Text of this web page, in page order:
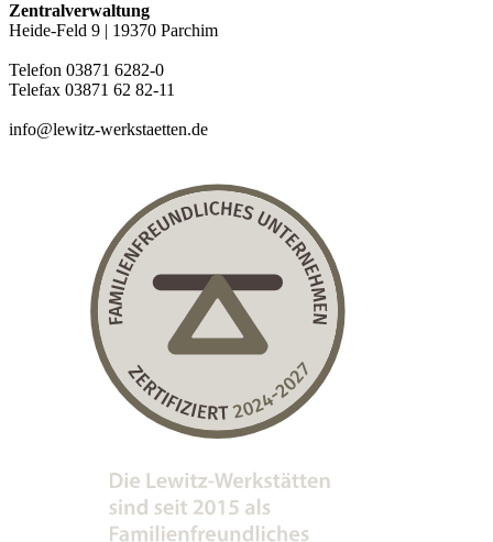
Zentralverwaltung
Heide-Feld 9 | 19370 Parchim
Telefon 03871 6282-0
Telefax 03871 62 82-11
info@lewitz-werkstaetten.de